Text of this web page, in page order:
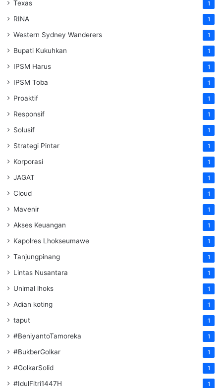
Texas 1
RINA 1
Western Sydney Wanderers 1
Bupati Kukuhkan 1
IPSM Harus 1
IPSM Toba 1
Proaktif 1
Responsif 1
Solusif 1
Strategi Pintar 1
Korporasi 1
JAGAT 1
Cloud 1
Mavenir 1
Akses Keuangan 1
Kapolres Lhokseumawe 1
Tanjungpinang 1
Lintas Nusantara 1
Unimal lhoks 1
Adian koting 1
taput 1
#BeniyantoTamoreka 1
#BukberGolkar 1
#GolkarSolid 1
#IdulFitri1447H 1